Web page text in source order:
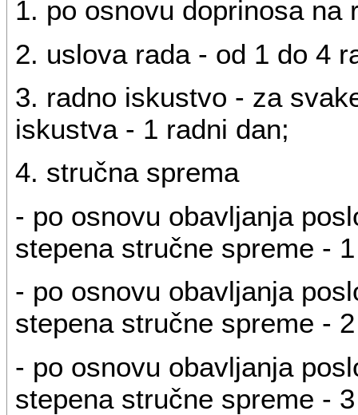
1. po osnovu doprinosa na
2. uslova rada - od 1 do 4
3. radno iskustvo - za
iskustva - 1 radni dan;
4. stručna sprema
- po osnovu obavljanja
stepena stručne spreme -
- po osnovu obavljanja
stepena stručne spreme -
- po osnovu obavljanja
stepena stručne spreme -